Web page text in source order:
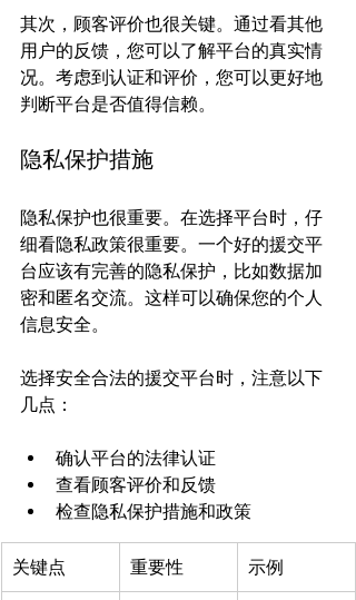
其次，顾客评价也很关键。通过看其他
用户的反馈，您可以了解平台的真实情
况。考虑到认证和评价，您可以更好地
隐私保护措施
隐私保护也很重要。在选择平台时，仔
细看隐私政策很重要。一个好的援交平
台应该有完善的隐私保护，比如数据加
密和匿名交流。这样可以确保您的个人
信息安全。
选择安全合法的援交平台时，注意以下
确认平台的法律认证
查看顾客评价和反馈
检查隐私保护措施和政策
关键点 重要性 示例